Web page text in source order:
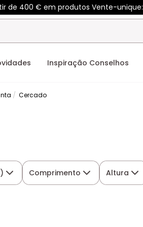
de 400 € em produtos Vente-unique:
Inspiração Conselhos
Cercado
Comprimento Altura